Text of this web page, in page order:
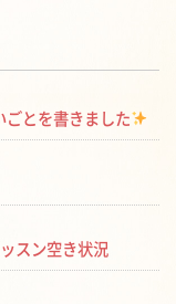
ごとを書きました
スン空き状況